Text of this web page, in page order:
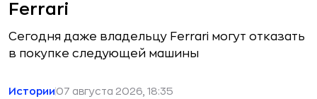
Ferrari
Сегодня даже владельцу Ferrari могут отказать
в покупке следующей машины
Истории 07 августа 2026, 18:35